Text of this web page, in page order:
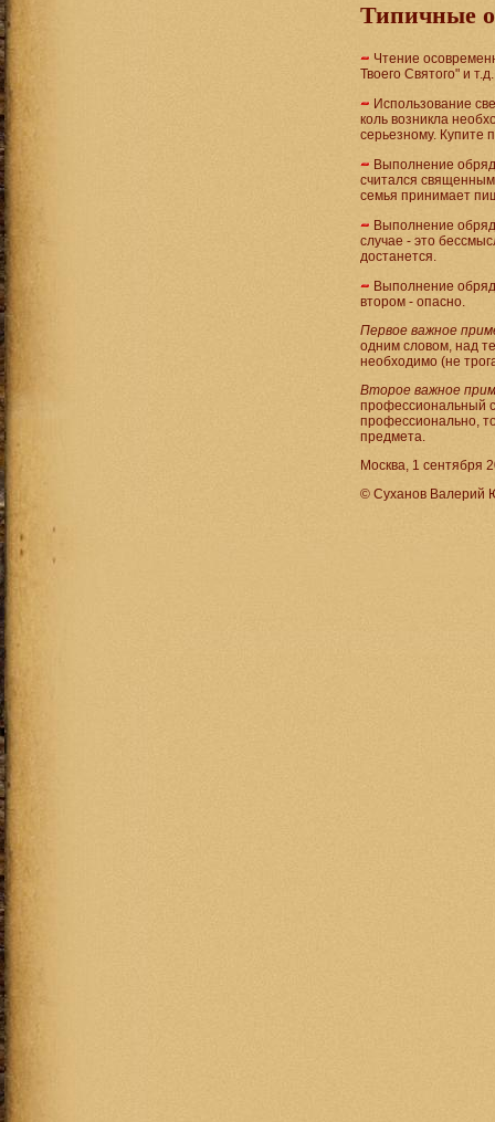
Типичные
Чтение
Твоего Святого" и т.д.
Использование
коль возникла
серьезному. Купите
Выполнение
считался
семья принимает
Выполнение
случае - это
достанется.
Выполнение
втором - опасно.
Первое важное
одним словом, над
необходимо (не
Второе важное
профессиональный
профессионально,
предмета.
Москва, 1 сентября
© Суханов Валерий